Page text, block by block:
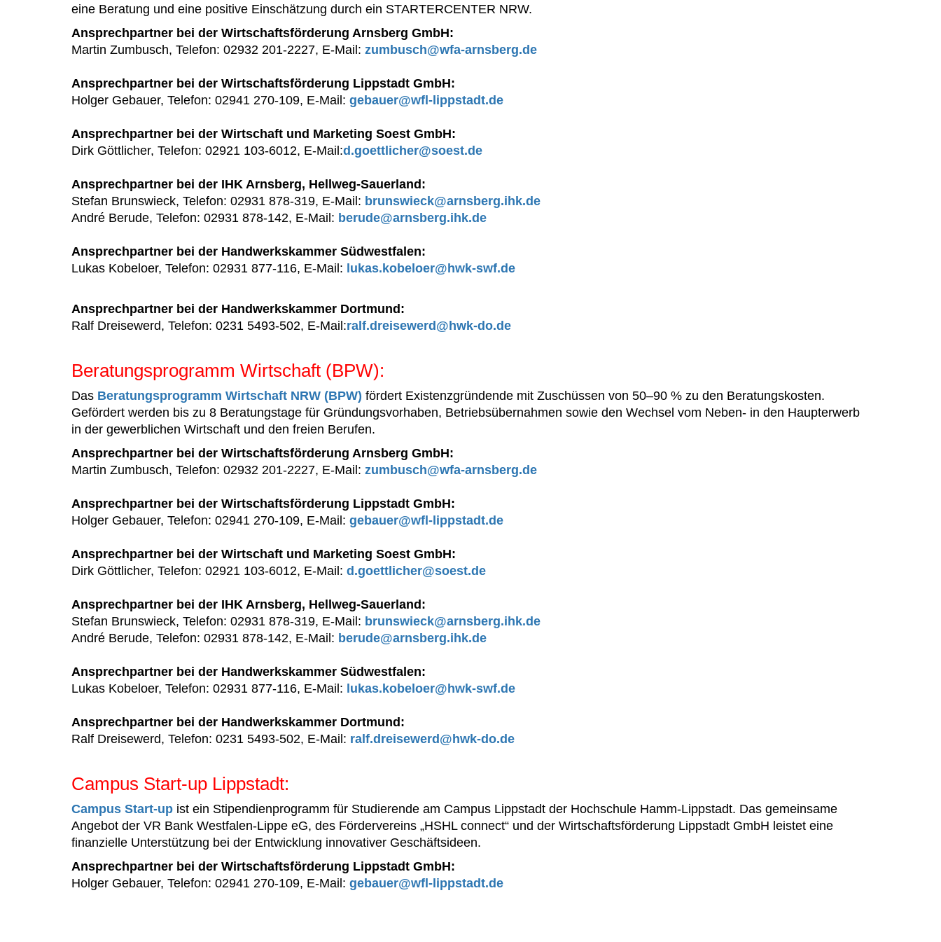
eine Beratung und eine positive Einschätzung durch ein STARTERCENTER NRW.
Ansprechpartner bei der Wirtschaftsförderung Arnsberg GmbH:
Martin Zumbusch, Telefon: 02932 201-2227, E-Mail: zumbusch@wfa-arnsberg.de
Ansprechpartner bei der Wirtschaftsförderung Lippstadt GmbH:
Holger Gebauer, Telefon: 02941 270-109, E-Mail: gebauer@wfl-lippstadt.de
Ansprechpartner bei der Wirtschaft und Marketing Soest GmbH:
Dirk Göttlicher, Telefon: 02921 103-6012, E-Mail:d.goettlicher@soest.de
Ansprechpartner bei der IHK Arnsberg, Hellweg-Sauerland:
Stefan Brunswieck, Telefon: 02931 878-319, E-Mail: brunswieck@arnsberg.ihk.de
André Berude, Telefon: 02931 878-142, E-Mail: berude@arnsberg.ihk.de
Ansprechpartner bei der Handwerkskammer Südwestfalen:
Lukas Kobeloer, Telefon: 02931 877-116, E-Mail: lukas.kobeloer@hwk-swf.de
Ansprechpartner bei der Handwerkskammer Dortmund:
Ralf Dreisewerd, Telefon: 0231 5493-502, E-Mail:ralf.dreisewerd@hwk-do.de
Beratungsprogramm Wirtschaft (BPW):
Das Beratungsprogramm Wirtschaft NRW (BPW) fördert Existenzgründende mit Zuschüssen von 50–90 % zu den Beratungskosten.
Gefördert werden bis zu 8 Beratungstage für Gründungsvorhaben, Betriebsübernahmen sowie den Wechsel vom Neben- in den Haupterwerb
in der gewerblichen Wirtschaft und den freien Berufen.
Ansprechpartner bei der Wirtschaftsförderung Arnsberg GmbH:
Martin Zumbusch, Telefon: 02932 201-2227, E-Mail: zumbusch@wfa-arnsberg.de
Ansprechpartner bei der Wirtschaftsförderung Lippstadt GmbH:
Holger Gebauer, Telefon: 02941 270-109, E-Mail: gebauer@wfl-lippstadt.de
Ansprechpartner bei der Wirtschaft und Marketing Soest GmbH:
Dirk Göttlicher, Telefon: 02921 103-6012, E-Mail: d.goettlicher@soest.de
Ansprechpartner bei der IHK Arnsberg, Hellweg-Sauerland:
Stefan Brunswieck, Telefon: 02931 878-319, E-Mail: brunswieck@arnsberg.ihk.de
André Berude, Telefon: 02931 878-142, E-Mail: berude@arnsberg.ihk.de
Ansprechpartner bei der Handwerkskammer Südwestfalen:
Lukas Kobeloer, Telefon: 02931 877-116, E-Mail: lukas.kobeloer@hwk-swf.de
Ansprechpartner bei der Handwerkskammer Dortmund:
Ralf Dreisewerd, Telefon: 0231 5493-502, E-Mail: ralf.dreisewerd@hwk-do.de
Campus Start-up Lippstadt:
Campus Start-up ist ein Stipendienprogramm für Studierende am Campus Lippstadt der Hochschule Hamm-Lippstadt. Das gemeinsame
Angebot der VR Bank Westfalen-Lippe eG, des Fördervereins „HSHL connect“ und der Wirtschaftsförderung Lippstadt GmbH leistet eine
finanzielle Unterstützung bei der Entwicklung innovativer Geschäftsideen.
Ansprechpartner bei der Wirtschaftsförderung Lippstadt GmbH:
Holger Gebauer, Telefon: 02941 270-109, E-Mail: gebauer@wfl-lippstadt.de